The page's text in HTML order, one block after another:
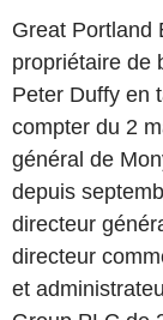
Great Portland
propriétaire de
Peter Duffy en
compter du 2
général de
depuis
directeur
directeur
et